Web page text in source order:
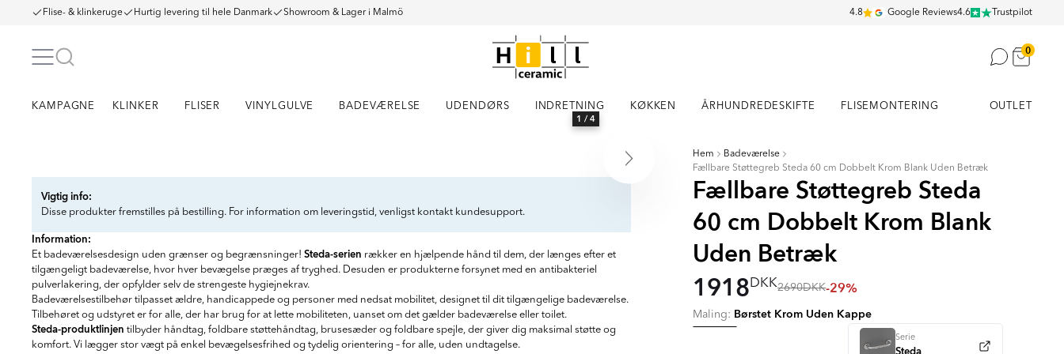
Flise- & klinkeruge Hurtig levering til hele Danmark Showroom & Lager i Malmö 4.8 Google Reviews4.6 Trustpilot
0
KAMPAGNE KLINKER FLISER VINYLGULVE BADEVÆRELSE UDENDØRS INDRETNING KØKKEN ÅRHUNDREDESKIFTE FLISEMONTERING OUTLET
4
1 / 4
Hem
Badeværelse
Fællbare Støttegreb Steda 60 cm Dobbelt Krom Blank Uden Betræk
Fællbare Støttegreb Steda
60 cm Dobbelt Krom Blank
Uden Betræk
1918DKK2690DKK-29%
Maling: Børstet Krom Uden Kappe
Serie
Vigtig info:
Disse produkter fremstilles på bestilling. For information om leveringstid, venligst kontakt kundesupport.
Information:
Et badeværelsesdesign uden grænser og begrænsninger! Steda-serien rækker en hjælpende hånd til dem, der længes efter et
tilgængeligt badeværelse, hvor hver bevægelse præges af tryghed. Desuden er produkterne forsynet med en antibakteriel
pulverlakering, der opfylder selv de strengeste hygiejnekrav.
Badeværelsestilbehør tilpasset ældre, handicappede og personer med nedsat mobilitet, designet til dit tilgængelige badeværelse.
Tilbehøret og udstyret er for alle, der har brug for at lette mobiliteten, uanset om det gælder badeværelse eller toilet.
Steda-produktlinjen tilbyder håndtag, foldbare støttehåndtag, brusesæder og foldbare spejle, der giver dig maksimal støtte og
komfort. Vi lægger stor vægt på enkel bevægelsesfrihed og tydelig orientering – for alle, uden undtagelse.